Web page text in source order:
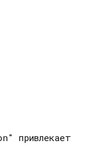
привлекает